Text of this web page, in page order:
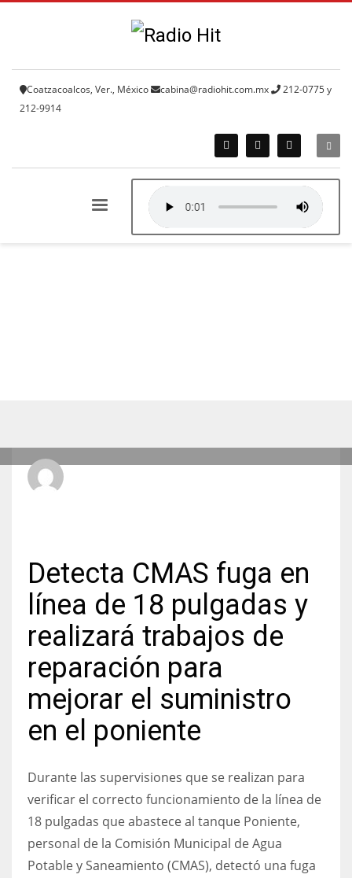
Coatzacoalcos, Ver., México cabina@radiohit.com.mx
212-0775 y
212-9914
Radio Hit La Xplosiva 92.3 FM
Detecta CMAS fuga en
línea de 18 pulgadas y
realizará trabajos de
reparación para
mejorar el suministro
en el poniente
Durante las supervisiones que se realizan para
verificar el correcto funcionamiento de la línea de
18 pulgadas que abastece al tanque Poniente,
personal de la Comisión Municipal de Agua
Potable y Saneamiento (CMAS), detectó una fuga